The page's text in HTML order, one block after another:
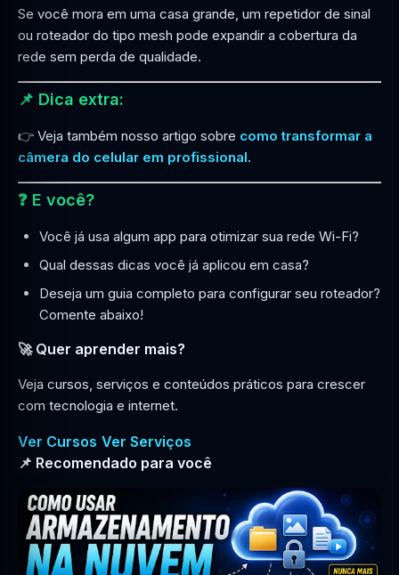
Se você mora em uma casa grande, um repetidor de sinal
ou roteador do tipo mesh pode expandir a cobertura da
rede sem perda de qualidade.
📌 Dica extra:
👉 Veja também nosso artigo sobre como transformar a
câmera do celular em profissional.
❓ E você?
Você já usa algum app para otimizar sua rede Wi-Fi?
Qual dessas dicas você já aplicou em casa?
Deseja um guia completo para configurar seu roteador?
Comente abaixo!
🚀 Quer aprender mais?
Veja cursos, serviços e conteúdos práticos para crescer
com tecnologia e internet.
Ver Cursos Ver Serviços
📌 Recomendado para você